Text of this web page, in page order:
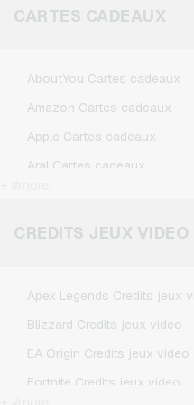
CARTES CADEAUX
AboutYou Cartes cadeaux
Amazon Cartes cadeaux
Apple Cartes cadeaux
Aral Cartes cadeaux
CircleK Cartes cadeaux
CREDITS JEUX VIDEO
Apex Legends Credits jeux
Blizzard Credits jeux video
EA Origin Credits jeux video
Fortnite Credits jeux video